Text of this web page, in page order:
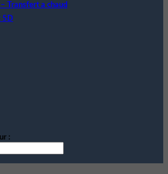
Transfert a chaud
5D
: